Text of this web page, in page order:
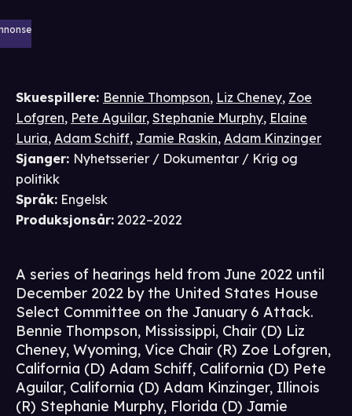
Skuespillere: Bennie Thompson, Liz Cheney, Zoe
Lofgren, Pete Aguilar, Stephanie Murphy, Elaine
Luria, Adam Schiff, Jamie Raskin, Adam Kinzinger
Sjanger: Nyhetsserier / Dokumentar / Krig og
politikk
Språk: Engelsk
Produksjonsår: 2022–2022
A series of hearings held from June 2022 until
December 2022 by the United States House
Select Committee on the January 6 Attack.
Bennie Thompson, Mississippi, Chair (D) Liz
Cheney, Wyoming, Vice Chair (R) Zoe Lofgren,
California (D) Adam Schiff, California (D) Pete
Aguilar, California (D) Adam Kinzinger, Illinois
(R) Stephanie Murphy, Florida (D) Jamie